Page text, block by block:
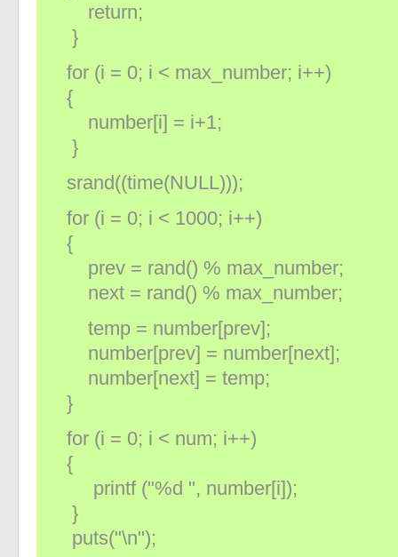
return;
}
for (i = 0; i < max_number; i++)
{
number[i] = i+1;
}
srand((time(NULL)));
for (i = 0; i < 1000; i++)
{
prev = rand() % max_number;
next = rand() % max_number;
temp = number[prev];
number[prev] = number[next];
number[next] = temp;
}
for (i = 0; i < num; i++)
{
printf ("%d ", number[i]);
}
puts("\n");